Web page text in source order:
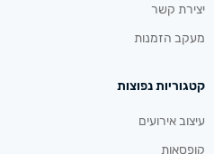
יצירת קשר
מעקב הזמנות
קטגוריות נפוצות
עיצוב אירועים
קופסאות